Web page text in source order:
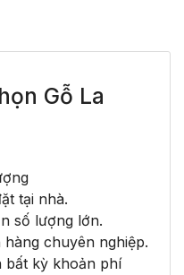
Gỗ La
tại nhà.
số lượng lớn.
chuyên nghiệp.
bất kỳ khoản phí